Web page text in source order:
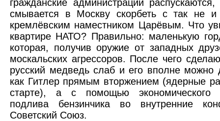
гражданские администрации
смывается в Москву скорбеть с так не
кремлёвским наместником Царёвым. Что
квартире НАТО? Правильно: маленькую
которая, получив оружие от западных
москальских агрессоров. После чего
русский медведь слаб и его вполне можно
как Гитлер прямым вторжением (ядерные
старте), а с помощью экономического
подлива бензинчика во внутренние
Советский Союз.